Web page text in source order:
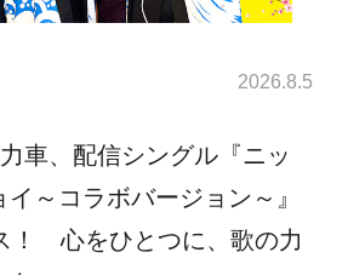
2026.8.5
車、配信シングル『ニッ
～コラボバージョン～』
！ 心をひとつに、歌の力